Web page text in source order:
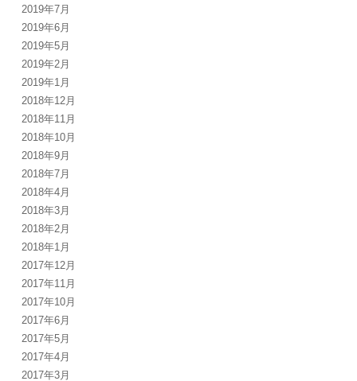
2019年7月
2019年6月
2019年5月
2019年2月
2019年1月
2018年12月
2018年11月
2018年10月
2018年9月
2018年7月
2018年4月
2018年3月
2018年2月
2018年1月
2017年12月
2017年11月
2017年10月
2017年6月
2017年5月
2017年4月
2017年3月